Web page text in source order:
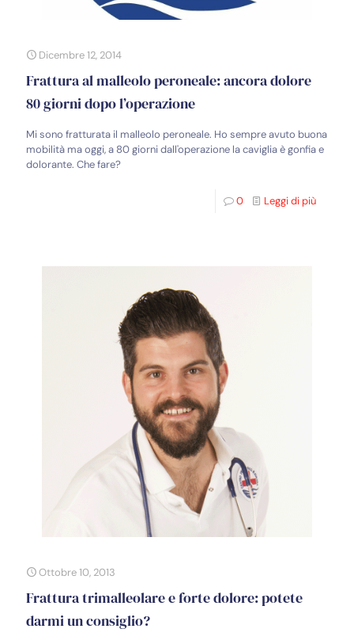
Dicembre 12, 2014
Frattura al malleolo peroneale: ancora dolore
80 giorni dopo l’operazione
Mi sono fratturata il malleolo peroneale. Ho sempre avuto buona
mobilità ma oggi, a 80 giorni dall'operazione la caviglia è gonfia e
dolorante. Che fare?
0 Leggi di più
Ottobre 10, 2013
Frattura trimalleolare e forte dolore: potete
darmi un consiglio?